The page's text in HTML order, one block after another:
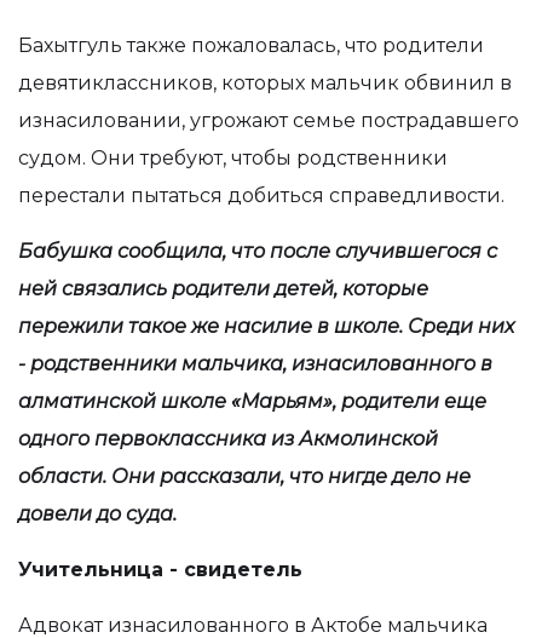
Бахытгуль также пожаловалась, что родители
девятиклассников, которых мальчик обвинил в
изнасиловании, угрожают семье пострадавшего
судом. Они требуют, чтобы родственники
перестали пытаться добиться справедливости.
Бабушка сообщила, что после случившегося с
ней связались родители детей, которые
пережили такое же насилие в школе. Среди них
- родственники мальчика, изнасилованного в
алматинской школе «Марьям», родители еще
одного первоклассника из Акмолинской
области. Они рассказали, что нигде дело не
довели до суда.
Учительница - свидетель
Адвокат изнасилованного в Актобе мальчика